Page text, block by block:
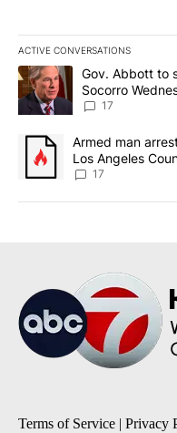
ACTIVE CONVERSATIONS
The following is a list of
A trending article titled
Gov. Abbott to
Socorro
17
A trending article titled
Armed man
Los Angeles
17
Terms of Service | Privacy